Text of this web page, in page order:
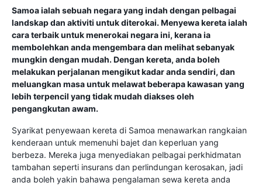
Samoa ialah sebuah negara yang indah dengan pelbagai
landskap dan aktiviti untuk diterokai. Menyewa kereta ialah
cara terbaik untuk menerokai negara ini, kerana ia
membolehkan anda mengembara dan melihat sebanyak
mungkin dengan mudah. Dengan kereta, anda boleh
melakukan perjalanan mengikut kadar anda sendiri, dan
meluangkan masa untuk melawat beberapa kawasan yang
lebih terpencil yang tidak mudah diakses oleh
pengangkutan awam.
Syarikat penyewaan kereta di Samoa menawarkan rangkaian
kenderaan untuk memenuhi bajet dan keperluan yang
berbeza. Mereka juga menyediakan pelbagai perkhidmatan
tambahan seperti insurans dan perlindungan kerosakan, jadi
anda boleh yakin bahawa pengalaman sewa kereta anda